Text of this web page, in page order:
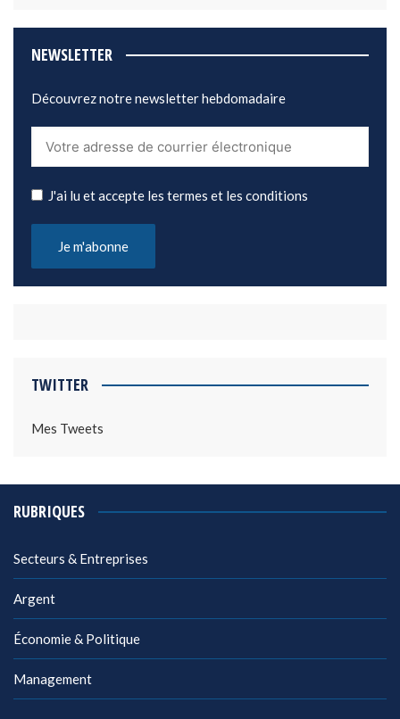
NEWSLETTER
Découvrez notre newsletter hebdomadaire
J'ai lu et accepte les termes et les conditions
TWITTER
Mes Tweets
RUBRIQUES
Secteurs & Entreprises
Argent
Économie & Politique
Management